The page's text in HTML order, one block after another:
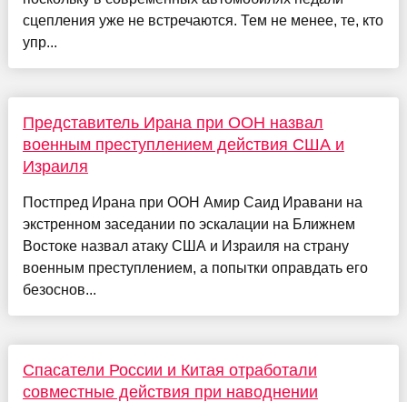
сцепления уже не встречаются. Тем не менее, те, кто
упр...
Представитель Ирана при ООН назвал
военным преступлением действия США и
Израиля
Постпред Ирана при ООН Амир Саид Иравани на
экстренном заседании по эскалации на Ближнем
Востоке назвал атаку США и Израиля на страну
военным преступлением, а попытки оправдать его
безоснов...
Спасатели России и Китая отработали
совместные действия при наводнении